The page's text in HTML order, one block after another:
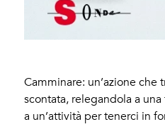
Camminare: un’azione
scontata, relegandola a
a un’attività per tenerci in